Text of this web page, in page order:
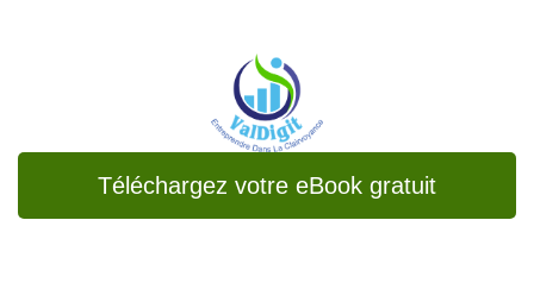
Téléchargez votre eBook gratuit